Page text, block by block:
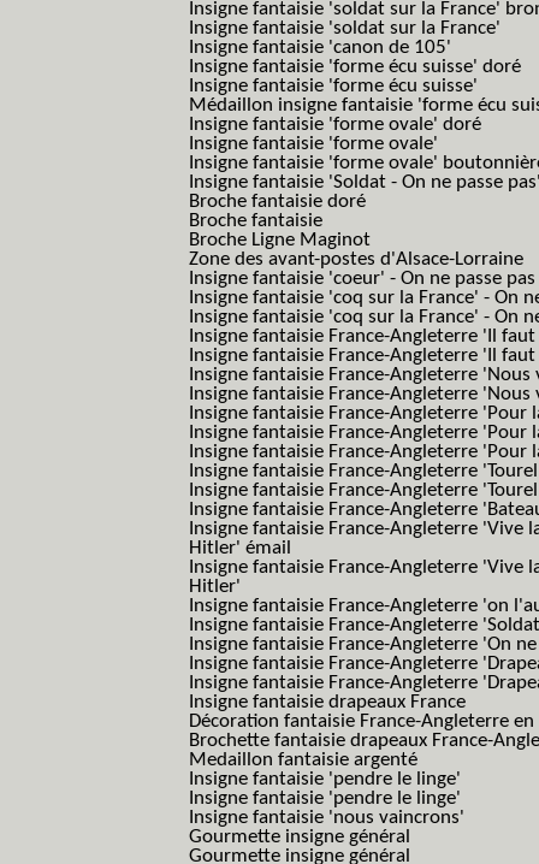
Insigne fantaisie 'soldat sur la France'
Insigne fantaisie 'soldat sur la France'
Insigne fantaisie 'canon de 105'
Insigne fantaisie 'forme écu suisse' doré
Insigne fantaisie 'forme écu suisse'
Médaillon insigne fantaisie 'forme écu
Insigne fantaisie 'forme ovale' doré
Insigne fantaisie 'forme ovale'
Insigne fantaisie 'forme ovale'
Insigne fantaisie 'Soldat - On ne passe
Broche fantaisie doré
Broche fantaisie
Broche Ligne Maginot
Zone des avant-postes d'Alsace-Lorraine
Insigne fantaisie 'coeur' - On ne passe pas
Insigne fantaisie 'coq sur la France' - On
Insigne fantaisie 'coq sur la France' - On
Insigne fantaisie France-Angleterre 'Il
Insigne fantaisie France-Angleterre 'Il
Insigne fantaisie France-Angleterre
Insigne fantaisie France-Angleterre
Insigne fantaisie France-Angleterre 'Pour
Insigne fantaisie France-Angleterre 'Pour
Insigne fantaisie France-Angleterre 'Pour
Insigne fantaisie France-Angleterre
Insigne fantaisie France-Angleterre
Insigne fantaisie France-Angleterre
Insigne fantaisie France-Angleterre
Hitler' émail
Insigne fantaisie France-Angleterre
Hitler'
Insigne fantaisie France-Angleterre 'on
Insigne fantaisie France-Angleterre
Insigne fantaisie France-Angleterre 'On
Insigne fantaisie France-Angleterre
Insigne fantaisie France-Angleterre
Insigne fantaisie drapeaux France
Décoration fantaisie France-Angleterre en
Brochette fantaisie drapeaux France-
Medaillon fantaisie argenté
Insigne fantaisie 'pendre le linge'
Insigne fantaisie 'pendre le linge'
Insigne fantaisie 'nous vaincrons'
Gourmette insigne général
Gourmette insigne général